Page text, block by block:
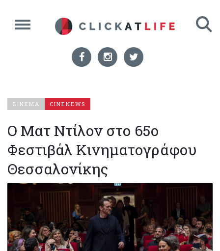
ΣΙΝΕΜΑ CINENEWS
O Ματ Ντίλον στο 65ο
Φεστιβάλ Κινηματογράφου
Θεσσαλονίκης